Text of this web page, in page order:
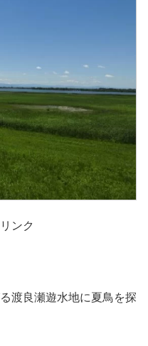
ンク
渡良瀬遊水地に夏鳥を探